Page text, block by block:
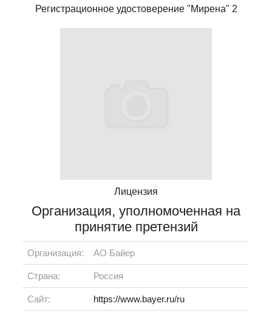
Регистрационное удостоверение "Мирена" 2
Лицензия
Организация, уполномоченная на
принятие претензий
Организация: АО Байер
Страна: Россия
Сайт: https://www.bayer.ru/ru